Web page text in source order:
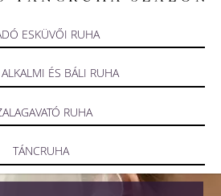
ESKÜVŐI RUHA
ÉS BÁLI RUHA
RUHA
TÁNCRUHA